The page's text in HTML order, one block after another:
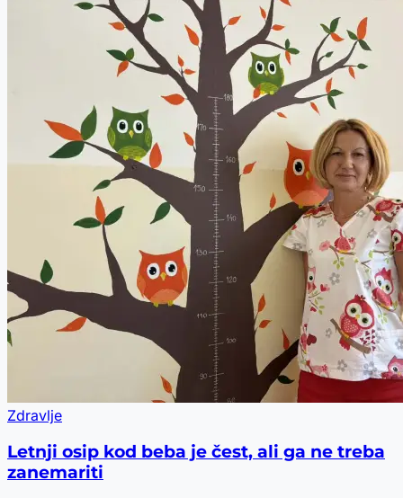
Zdravlje
Letnji osip kod beba je čest, ali ga ne treba
zanemariti